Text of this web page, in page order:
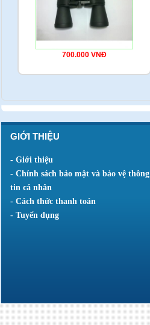
700.000 VNĐ
GIỚI THIỆU
- Giới thiệu
- Chính sách bảo mật và bảo vệ thông
tin cá nhân
- Cách thức thanh toán
- Tuyển dụng